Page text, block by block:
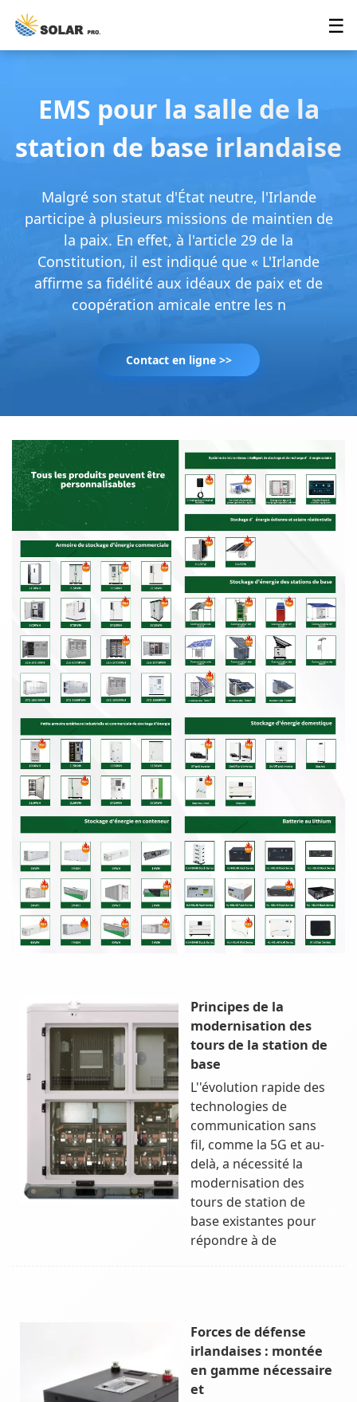
☰
EMS pour la salle de la
station de base irlandaise
Malgré son statut d'État neutre, l'Irlande
participe à plusieurs missions de maintien de
la paix. En effet, à l'article 29 de la
Constitution, il est indiqué que « L'Irlande
affirme sa fidélité aux idéaux de paix et de
coopération amicale entre les n
Contact en ligne >>
Principes de la
modernisation des
tours de la station de
base
L''évolution rapide des
technologies de
communication sans
fil, comme la 5G et au-
delà, a nécessité la
modernisation des
tours de station de
base existantes pour
répondre à de
Forces de défense
irlandaises : montée
en gamme nécessaire
et